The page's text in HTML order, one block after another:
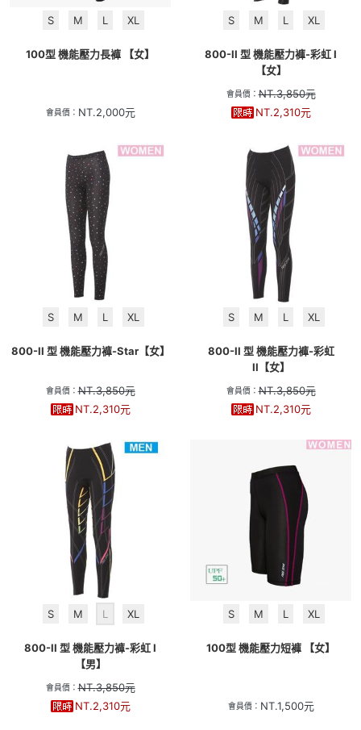
S M L XL
100型 機能壓力長褲 【女】
會員價： NT.2,000元
S M L XL
800-II 型 機能壓力褲-彩虹 I
【女】
會員價：NT.3,850元
NT.2,310元
S M L XL
800-II 型 機能壓力褲-Star【女】
會員價：NT.3,850元
NT.2,310元
S M L XL
800-II 型 機能壓力褲-彩虹
II【女】
會員價：NT.3,850元
NT.2,310元
S M L XL
800-II 型 機能壓力褲-彩虹 I
【男】
會員價：NT.3,850元
NT.2,310元
S M L XL
100型 機能壓力短褲 【女】
會員價： NT.1,500元